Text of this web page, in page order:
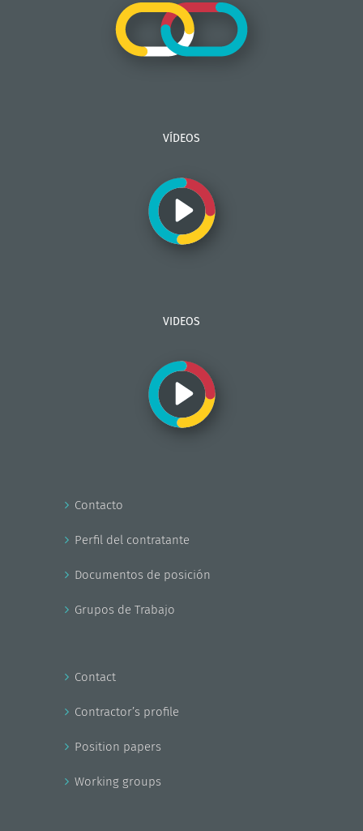
VÍDEOS
VIDEOS
Contacto
Perfil del contratante
Documentos de posición
Grupos de Trabajo
Contact
Contractor’s profile
Position papers
Working groups